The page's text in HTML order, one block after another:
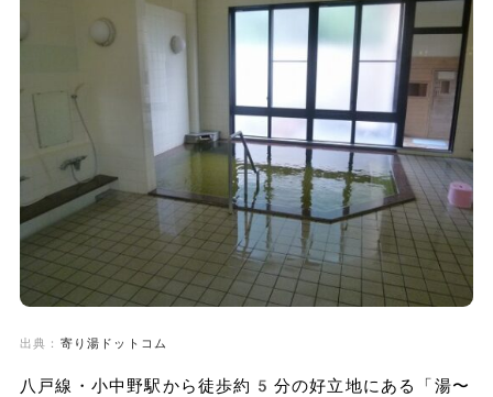
出典： 寄り湯ドットコム
八戸線・小中野駅から徒歩約5分の好立地にある「湯〜